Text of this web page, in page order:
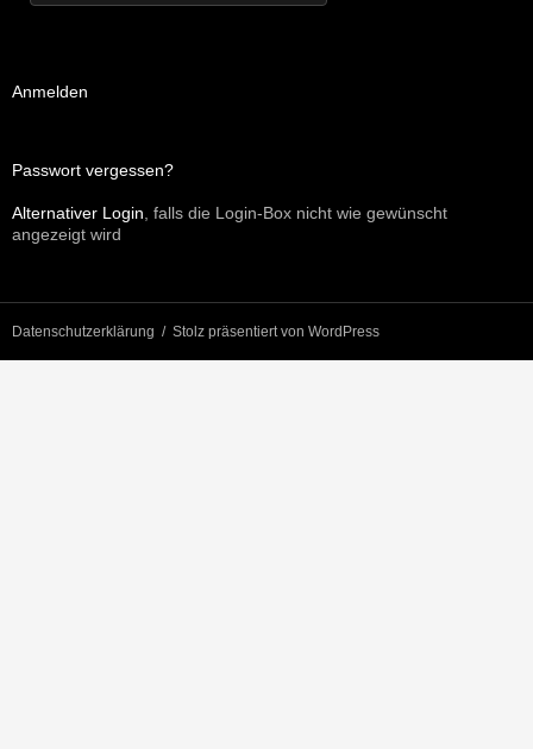
Anmelden
Passwort vergessen?
Alternativer Login , falls die Login-Box nicht wie gewünscht
angezeigt wird
Datenschutzerklärung Stolz präsentiert von WordPress